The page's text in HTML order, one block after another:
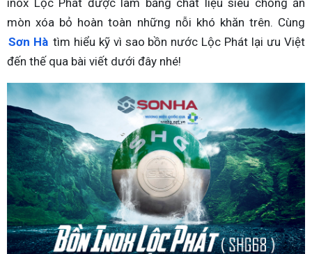
inox Lộc Phát được làm bằng chất liệu siêu chống ăn
mòn xóa bỏ hoàn toàn những nỗi khó khăn trên. Cùng
Sơn Hà tìm hiểu kỹ vì sao bồn nước Lộc Phát lại ưu Việt
đến thế qua bài viết dưới đây nhé!